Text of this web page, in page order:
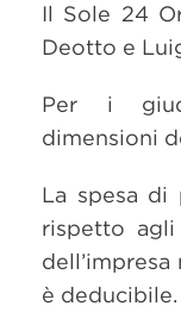
Il Sole 24
Deotto e
Per i
dimensioni
La spesa di
rispetto
è deducibile.